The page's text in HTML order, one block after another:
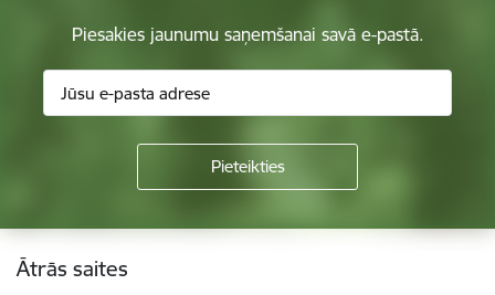
Piesakies jaunumu saņemšanai savā e-pastā.
Kājene
Ātrās saites